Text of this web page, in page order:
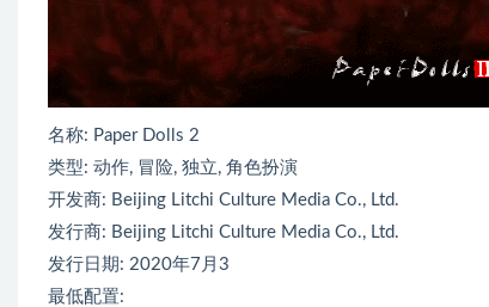
名称: Paper Dolls 2
类型: 动作, 冒险, 独立, 角色扮演
开发商: Beijing Litchi Culture Media Co., Ltd.
发行商: Beijing Litchi Culture Media Co., Ltd.
发行日期: 2020年7月3
最低配置: